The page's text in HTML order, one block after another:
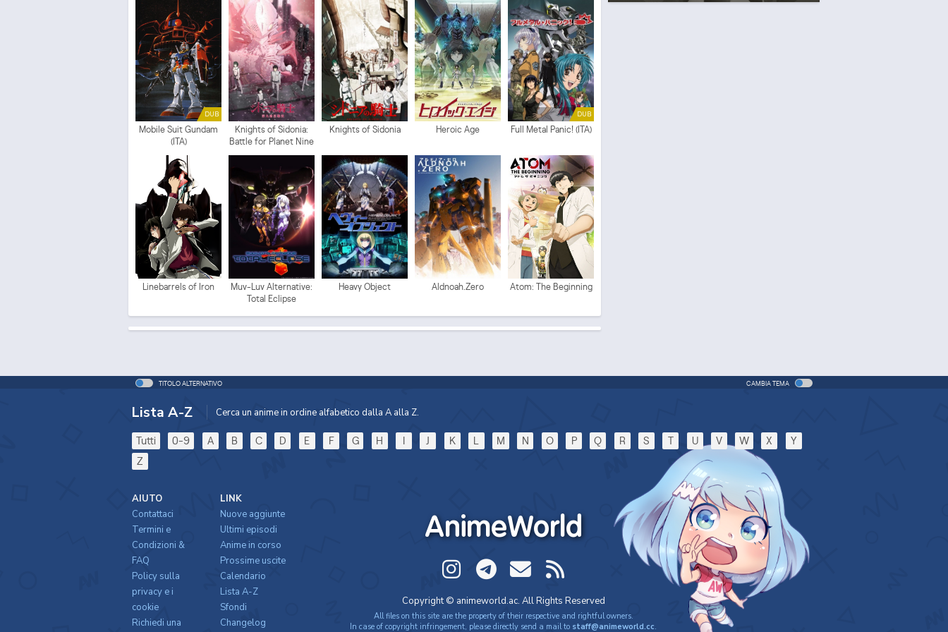
DUB
Mobile Suit Gundam
(ITA)
Knights of Sidonia:
Battle for Planet Nine
Knights of Sidonia Heroic Age
DUB
Full Metal Panic! (ITA)
Linebarrels of Iron
Muv-Luv Alternative:
Total Eclipse
Heavy Object Aldnoah.Zero Atom: The Beginning
TITOLO ALTERNATIVO CAMBIA TEMA
Lista A-Z Cerca un anime in ordine alfabetico dalla A alla Z.
Tutti 0-9 A B C D E F G H I J K L M N O P Q R S T U V W X
Y
Z
AnimeWorld
Copyright © animeworld.ac. All Rights Reserved
All files on this site are the property of their respective and rightful owners.
In case of copyright infringement, please directly send a mail to staff@animeworld.cc.
AIUTO
Contattaci
Termini e
Condizioni &
FAQ
Policy sulla
privacy e i
cookie
Richiedi una
LINK
Nuove aggiunte
Ultimi episodi
Anime in corso
Prossime uscite
Calendario
Lista A-Z
Sfondi
Changelog